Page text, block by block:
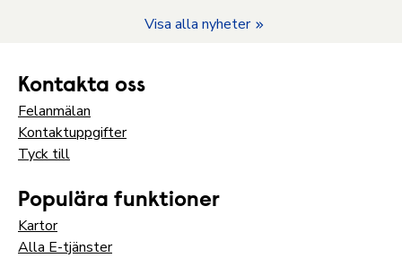
Visa alla nyheter
Kontakta oss
Felanmälan
Kontaktuppgifter
Tyck till
Populära funktioner
Kartor
Alla E-tjänster